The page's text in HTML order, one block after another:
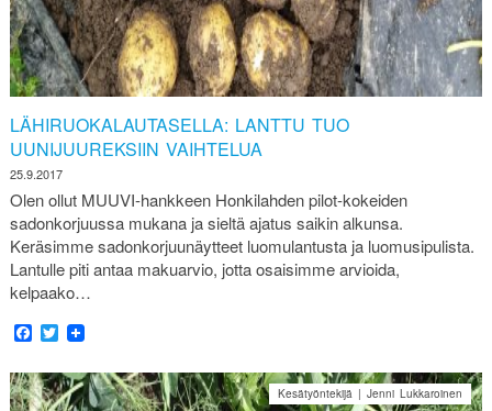
LÄHIRUOKALAUTASELLA: LANTTU TUO
UUNIJUUREKSIIN VAIHTELUA
25.9.2017
Olen ollut MUUVI-hankkeen Honkilahden pilot-kokeiden
sadonkorjuussa mukana ja sieltä ajatus saikin alkunsa.
Keräsimme sadonkorjuunäytteet luomulantusta ja luomusipulista.
Lantulle piti antaa makuarvio, jotta osaisimme arvioida,
kelpaako…
Facebook
Twitter
Kesätyöntekijä | Jenni Lukkaroinen